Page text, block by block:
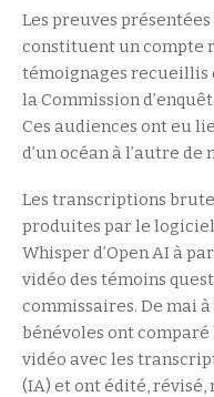
Les preuves
constituent un compte
témoignages recueillis
la Commission
Ces audiences ont eu
d’un océan à l’autre de
Les transcriptions
produites par le
Whisper d’Open AI à
vidéo des témoins
commissaires. De mai
bénévoles ont
vidéo avec les
(IA) et ont édité,